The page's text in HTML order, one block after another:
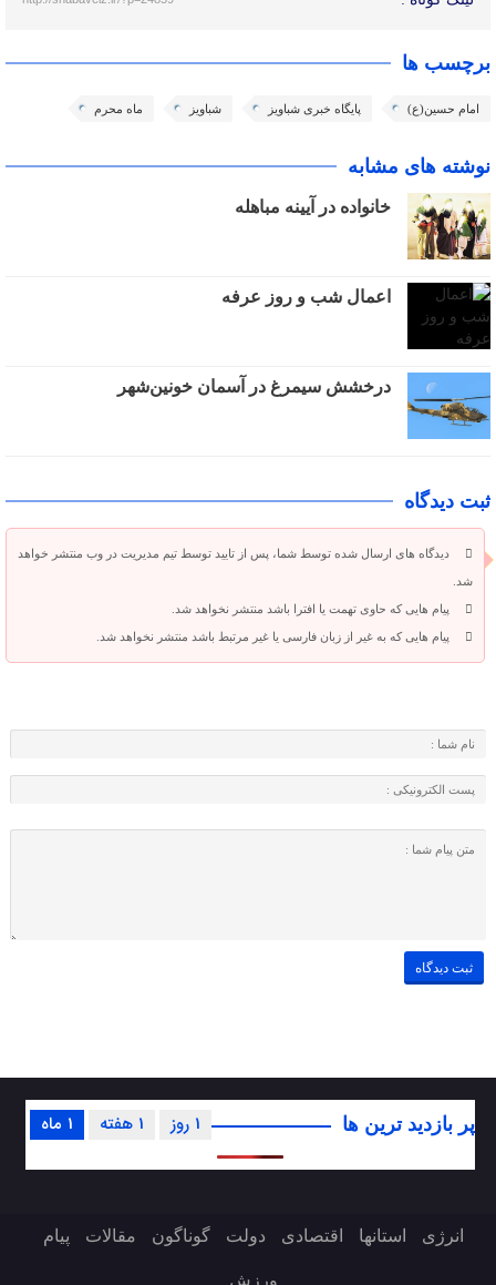
برچسب ها
امام حسین(ع) پایگاه خبری شباویز شباویز ماه محرم
نوشته های مشابه
خانواده در آیینه مباهله
اعمال شب و روز عرفه
درخشش سیمرغ در آسمان خونین‌شهر
ثبت دیدگاه
دیدگاه های ارسال شده توسط شما، پس از تایید توسط تیم مدیریت در وب منتشر خواهد
شد.
پیام هایی که حاوی تهمت یا افترا باشد منتشر نخواهد شد.
پیام هایی که به غیر از زبان فارسی یا غیر مرتبط باشد منتشر نخواهد شد.
پر بازدید ترین ها 1 ماه 1 هفته 1 روز
انرژی استانها اقتصادی دولت گوناگون مقالات پیام
ورزش